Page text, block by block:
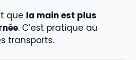
que la main est plus
. C’est pratique au
transports.